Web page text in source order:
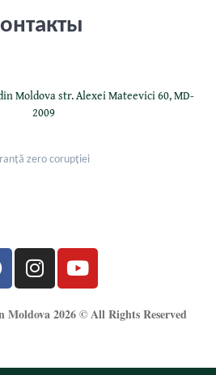
Moldova str. Alexei Mateevici 60, MD-
2009
zero corupției
Moldova 2026 © All Rights Reserved